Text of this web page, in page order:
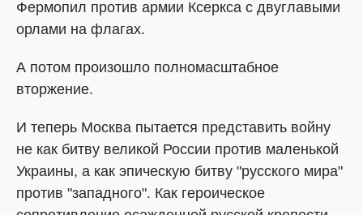
Фермопил против армии Ксеркса с двуглавыми
орлами на флагах.
А потом произошло полномасштабное
вторжение.
И теперь Москва пытается представить войну
не как битву великой России против маленькой
Украины, а как эпическую битву "русского мира"
против "западного". Как героическое